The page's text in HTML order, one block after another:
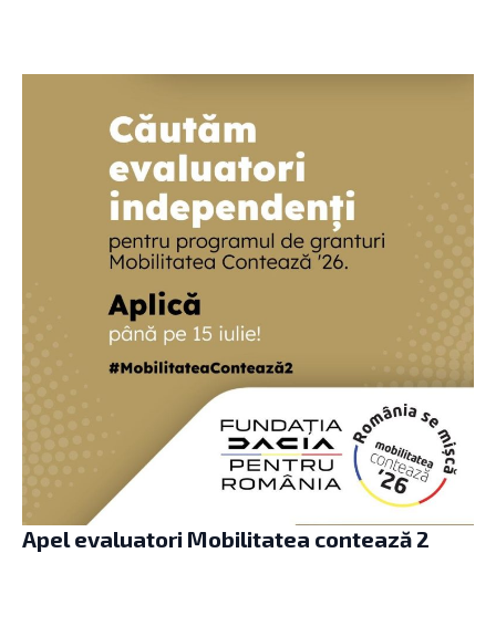
Apel evaluatori Mobilitatea contează 2